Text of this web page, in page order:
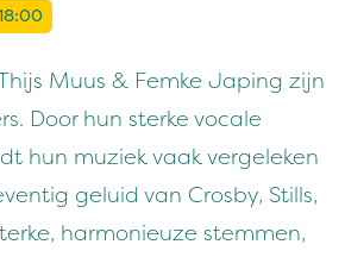
Muus & Femke Japing zijn
Door hun sterke vocale
hun muziek vaak vergeleken
geluid van Crosby, Stills,
harmonieuze stemmen,